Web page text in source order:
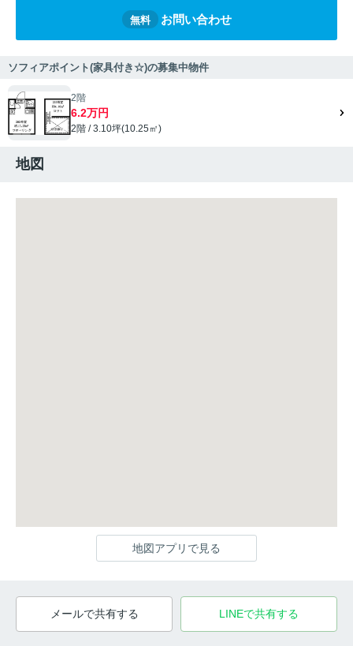
無料 お問い合わせ
ソフィアポイント(家具付き☆)の募集中物件
2階
6.2万円
2階 / 3.10坪(10.25㎡)
地図
地図アプリで見る
メールで共有する LINEで共有する